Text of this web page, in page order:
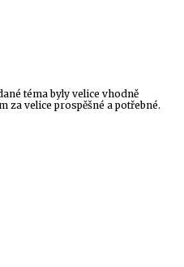
téma byly velice vhodně
velice prospěšné a potřebné.